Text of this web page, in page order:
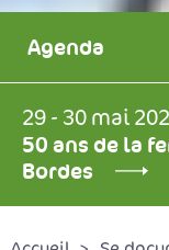
Agenda
29 - 30 mai
50 ans de la
Bordes